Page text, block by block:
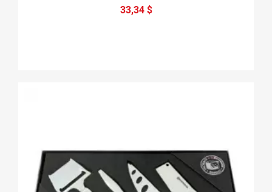
33,34 $